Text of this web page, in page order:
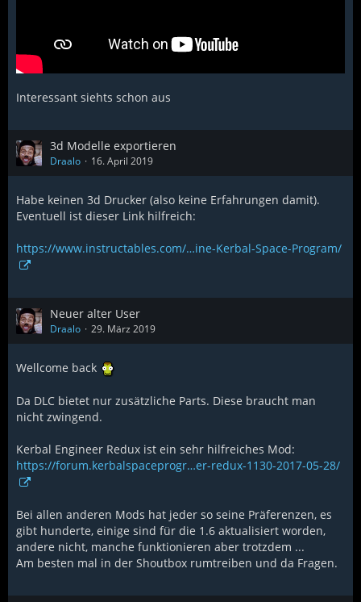
Interessant siehts schon aus
3d Modelle exportieren
Draalo 16. April 2019
Habe keinen 3d Drucker (also keine Erfahrungen damit).
Eventuell ist dieser Link hilfreich:
https://www.instructables.com/…ine-Kerbal-Space-Program/
Neuer alter User
Draalo 29. März 2019
Wellcome back
Da DLC bietet nur zusätzliche Parts. Diese braucht man
nicht zwingend.
Kerbal Engineer Redux ist ein sehr hilfreiches Mod:
https://forum.kerbalspaceprogr…er-redux-1130-2017-05-28/
Bei allen anderen Mods hat jeder so seine Präferenzen, es
gibt hunderte, einige sind für die 1.6 aktualisiert worden,
andere nicht, manche funktionieren aber trotzdem ...
Am besten mal in der Shoutbox rumtreiben und da Fragen.